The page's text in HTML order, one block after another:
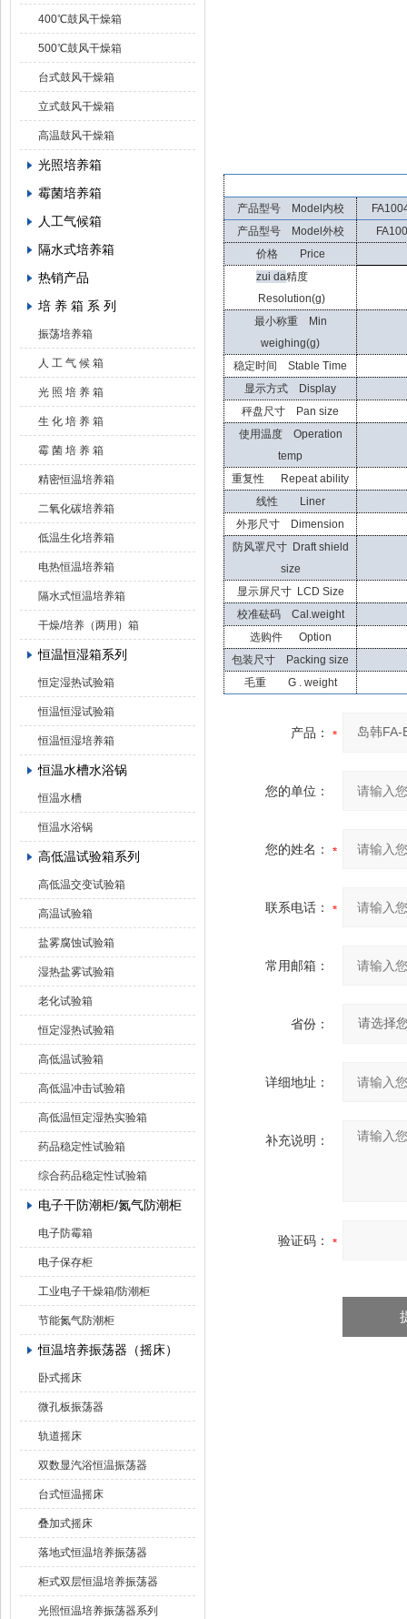
400℃鼓风干燥箱
500℃鼓风干燥箱
台式鼓风干燥箱
立式鼓风干燥箱
高温鼓风干燥箱
光照培养箱
霉菌培养箱
人工气候箱
隔水式培养箱
热销产品
培 养 箱 系 列
振荡培养箱
人 工 气 候 箱
光 照 培 养 箱
生 化 培 养 箱
霉 菌 培 养 箱
精密恒温培养箱
二氧化碳培养箱
低温生化培养箱
电热恒温培养箱
隔水式恒温培养箱
干燥/培养（两用）箱
恒温恒湿箱系列
恒定湿热试验箱
恒温恒湿试验箱
恒温恒湿培养箱
恒温水槽水浴锅
恒温水槽
恒温水浴锅
高低温试验箱系列
高低温交变试验箱
高温试验箱
盐雾腐蚀试验箱
湿热盐雾试验箱
老化试验箱
恒定湿热试验箱
高低温试验箱
高低温冲击试验箱
高低温恒定湿热实验箱
药品稳定性试验箱
综合药品稳定性试验箱
电子干防潮柜/氮气防潮柜
电子防霉箱
电子保存柜
工业电子干燥箱/防潮柜
节能氮气防潮柜
恒温培养振荡器（摇床）
卧式摇床
微孔板振荡器
轨道摇床
双数显汽浴恒温振荡器
台式恒温摇床
叠加式摇床
落地式恒温培养振荡器
柜式双层恒温培养振荡器
光照恒温培养振荡器系列
产品型号 Model内校
产品型号 Model外校
价格 Price
zui da精度
Resolution(g)
最小称重 Min
weighing(g)
稳定时间 Stable Time
显示方式 Display
秤盘尺寸 Pan size
使用温度 Operation
temp
重复性 Repeat ability
线性 Liner
外形尺寸 Dimension
防风罩尺寸 Draft shield
size
显示屏尺寸 LCD Size
校准砝码 Cal.weight
选购件 Option
包装尺寸 Packing size
毛重 G . weight
产品：
您的单位：
您的姓名：
联系电话：
常用邮箱：
省份：
详细地址：
补充说明：
验证码：